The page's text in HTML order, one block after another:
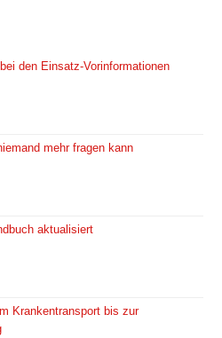
den Einsatz-Vorinformationen
mehr fragen kann
aktualisiert
Krankentransport bis zur